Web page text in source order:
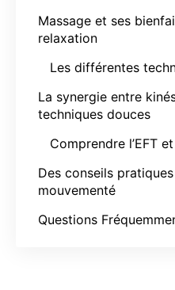
Massage et ses
relaxation
Les différentes
La synergie entre
techniques douces
Comprendre l’EFT et
Des conseils
mouvementé
Questions